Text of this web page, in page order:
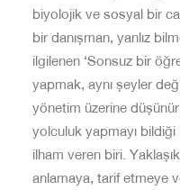
biyolojik ve sosyal bir
bir danışman, yanlız
ilgilenen ‘Sonsuz bir
yapmak, aynı şeyler
yönetim üzerine
yolculuk yapmayı bildiği
ilham veren biri.
anlamaya, tarif etmeye